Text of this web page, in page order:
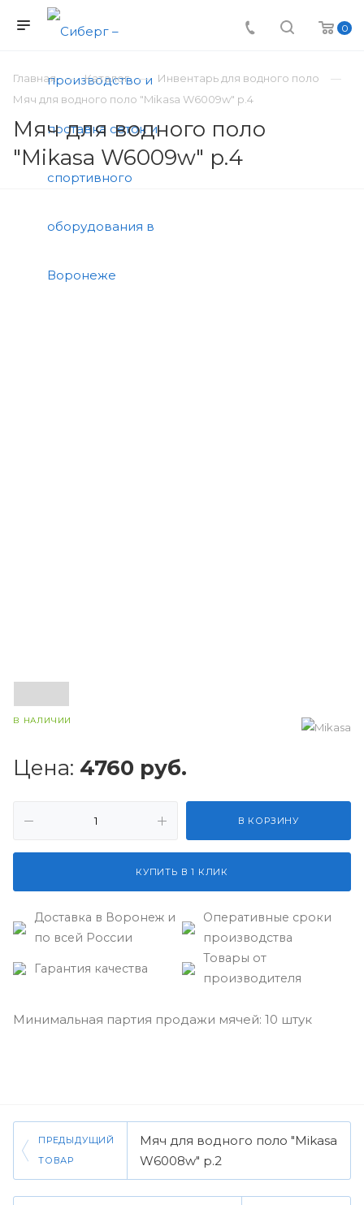
0
Главная Каталог
Инвентарь для водного поло
Мяч для водного поло "Mikasa W6009w" р.4
Мяч для водного поло
"Mikasa W6009w" р.4
В НАЛИЧИИ
Цена: 4760 руб.
В КОРЗИНУ
КУПИТЬ В 1 КЛИК
Доставка в Воронеж и
по всей России
Оперативные сроки
производства
Гарантия качества
Товары от
производителя
Минимальная партия продажи мячей: 10 штук
ПРЕДЫДУЩИЙ
ТОВАР
Мяч для водного поло "Mikasa
W6008w" р.2